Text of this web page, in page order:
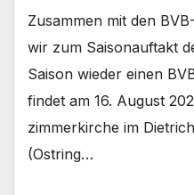
Zusam­men mit den
wir zum Sai­son­auf­takt
Saison wie­der einen
fin­det am 16. August
zim­mer­kir­che im
(Ost­ring…